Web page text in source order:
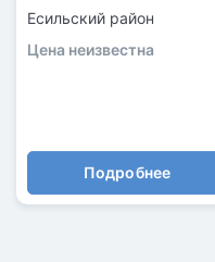
Есильский район
Цена неизвестна
Подробнее